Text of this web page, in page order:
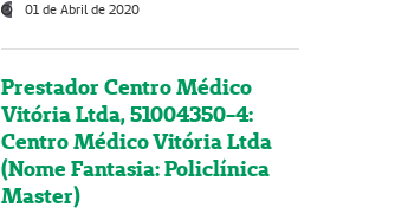
01 de Abril de 2020
Prestador Centro Médico
Vitória Ltda, 51004350-4:
Centro Médico Vitória Ltda
(Nome Fantasia: Policlínica
Master)